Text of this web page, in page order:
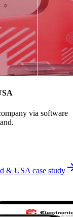
via software
& USA case study